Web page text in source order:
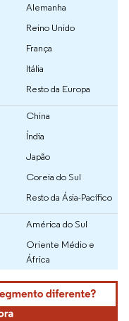
Alemanha
Reino Unido
França
Itália
Resto da Europa
China
Índia
Japão
Coreia do Sul
Resto da Ásia-Pacífico
América do Sul
Oriente Médio e
África